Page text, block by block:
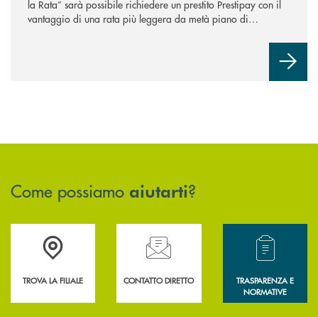
la Rata” sarà possibile richiedere un prestito Prestipay con il
vantaggio di una rata più leggera da metà piano di
Come possiamo aiutarti?
Accedi all' elenco completo delle filiali .
TROVA LA FILIALE
Hai bisogno di assistenza immediata?
CONTATTO DIRETTO
Hai bisogno di
TRASPARENZA E
NORMATIVE